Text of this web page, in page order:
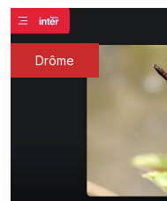
Drôme